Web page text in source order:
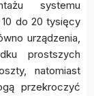
systemu
do 20 tysięcy
urządzenia,
prostszych
natomiast
przekroczyć